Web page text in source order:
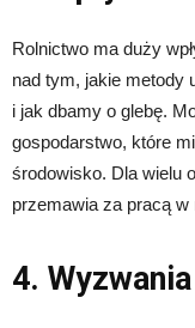
Rolnictwo ma duży
nad tym, jakie metody
i jak dbamy o glebę.
gospodarstwo, które
środowisko. Dla wielu
przemawia za pracą w
4.